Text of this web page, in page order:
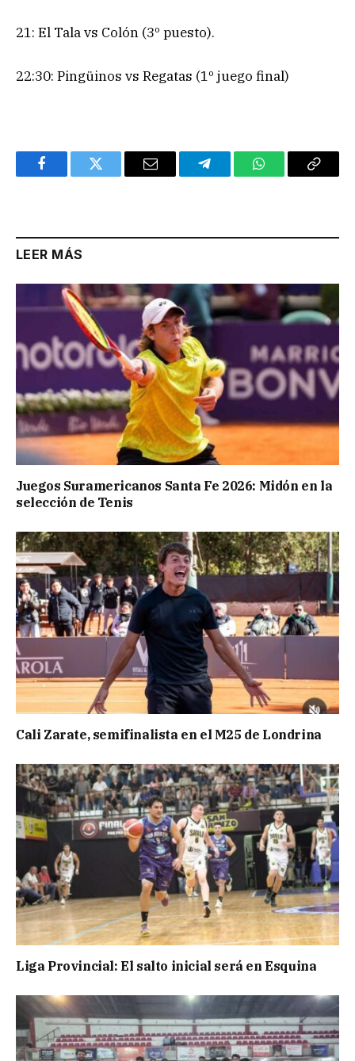
21: El Tala vs Colón (3º puesto).
22:30: Pingüinos vs Regatas (1º juego final)
FacebookTwitter Email TelegramWhatsAppCopy
LEER MÁS
Juegos Suramericanos Santa Fe 2026: Midón en la
selección de Tenis
Cali Zarate, semifinalista en el M25 de Londrina
Liga Provincial: El salto inicial será en Esquina